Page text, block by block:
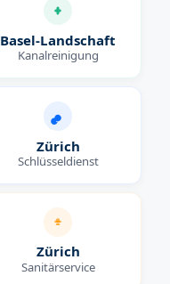
Basel-Landschaft
Kanalreinigung
Zürich
Schlüsseldienst
Zürich
Sanitärservice